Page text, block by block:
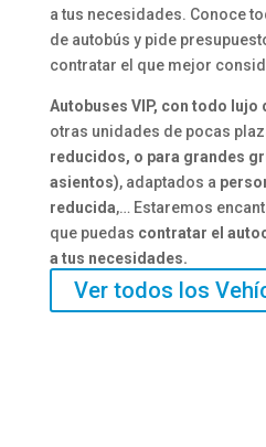
a tus necesidades. Conoce
de autobús y pide
contratar el que mejor
Autobuses VIP, con todo
otras unidades de pocas
reducidos, o para grandes
asientos), adaptados a
reducida,… Estaremos
que puedas contratar el
a tus necesidades.
Ver todos los